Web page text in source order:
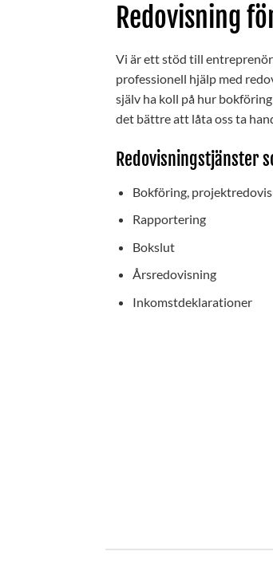
Redovisning
Vi är ett stöd till
professionell hjälp med
själv ha koll på hur
det bättre att låta oss ta
Redovisningstjänster
Bokföring,
Rapportering
Bokslut
Årsredovisning
Inkomstdeklarationer